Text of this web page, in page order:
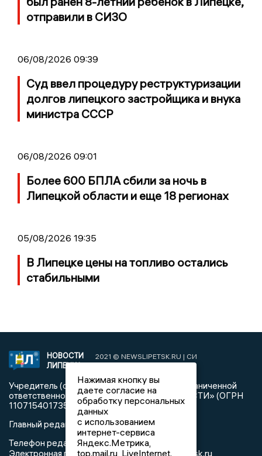
отправили в СИЗО
06/08/2026 09:39
Суд ввел процедуру реструктуризации
долгов липецкого застройщика и внука
министра СССР
06/08/2026 09:01
Более 600 БПЛА сбили за ночь в
Липецкой области и еще 18 регионах
05/08/2026 19:35
В Липецке цены на топливо остались
стабильными
НОВОСТИ
ЛИПЕЦКА
2021 © NEWSLIPETSK.RU | СИ
Учредитель (соучредители): Общество с ограниченной
ответственностью «РЕГИОНАЛЬНЫЕ НОВОСТИ» (ОГРН
1107154017354)
Главный редактор: Герцог Е.Г.
Телефон редакции: +7 903 699 9427
Электронная почта редакции:info@newslipetsk.ru
Нажимая кнопку вы
даете согласие на
обработку персональных
данных
с использованием
интернет-сервиса
Яндекс.Метрика,
top.mail.ru, LiveInternet.